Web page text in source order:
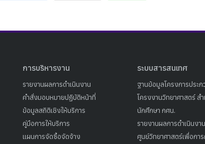
การบริหารงาน
รายงานผลการดำเนินงาน
คำสั่งมอบหมายปฏิบัติหน้าที่
ข้อมูลสถิติเชิงให้บริการ
คู่มือการให้บริการ
แผนการจัดซื้อจัดจ้าง
ระบบสารสนเทศ
ฐานข้อมูลโครงการประก
โครงงานวิทยาศาสตร์ ส
นักศึกษา กศน.
รายงานผลการดำเนินงา
ศูนย์วิทยาศาสตร์เพื่อกา